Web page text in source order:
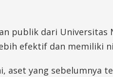
publik dari Universitas
efektif dan memiliki
aset yang sebelumnya